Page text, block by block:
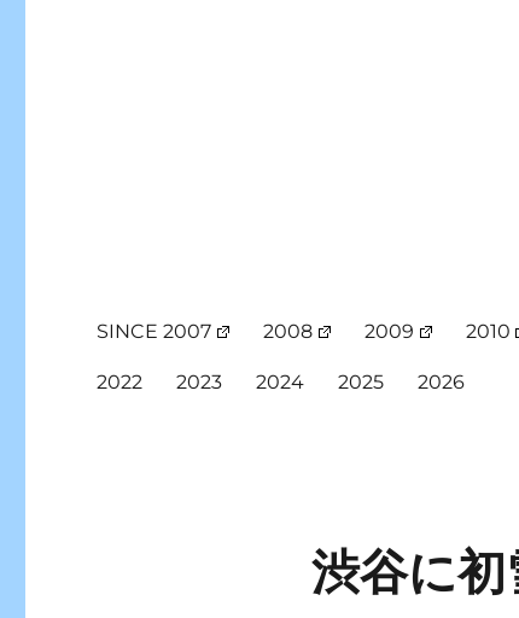
SINCE 2007 2008 2009 2010
2022 2023 2024 2025 2026
渋谷に